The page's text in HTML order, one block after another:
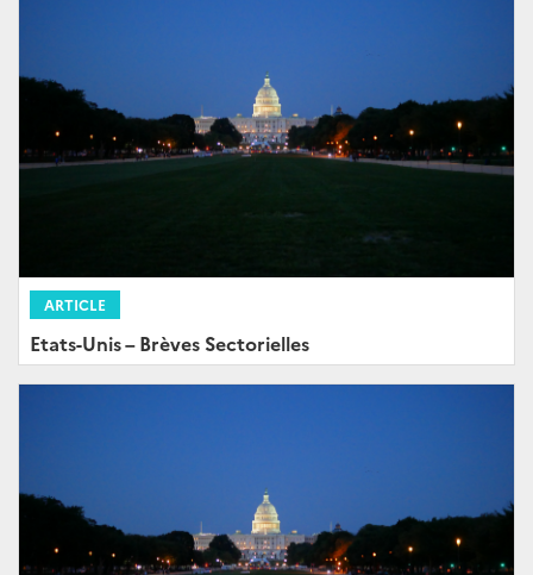
ARTICLE
Etats-Unis – Brèves Sectorielles